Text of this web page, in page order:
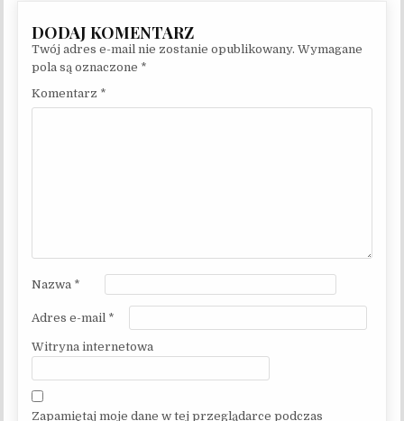
Twój adres e-mail nie zostanie opublikowany. Wymagane
pola są oznaczone *
Komentarz *
Nazwa *
Adres e-mail *
Witryna internetowa
Zapamiętaj moje dane w tej przeglądarce podczas